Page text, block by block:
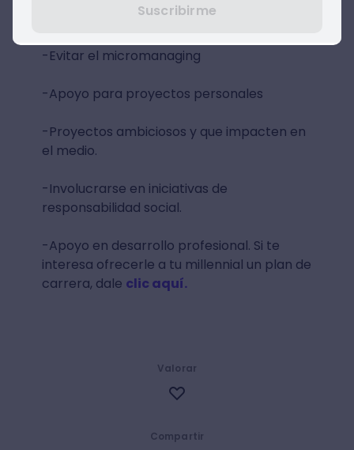
-Flexibilidad en horarios
-Evitar el micromanaging
-Apoyo para proyectos personales
-Proyectos ambiciosos y que impacten en
el medio.
-Involucrarse en iniciativas de
responsabilidad social.
-Apoyo en desarrollo profesional. Si te
interesa ofrecerle a tu millennial un plan de
carrera, dale clic aquí.
Compartir
Valorar
Suscribirme